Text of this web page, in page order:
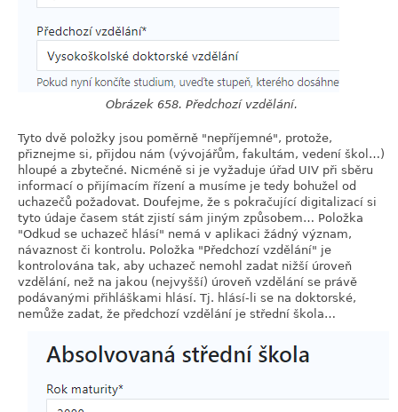
Obrázek 658. Předchozí vzdělání.
Tyto dvě položky jsou poměrně "nepříjemné", protože,
přiznejme si, přijdou nám (vývojářům, fakultám, vedení škol…)
hloupé a zbytečné. Nicméně si je vyžaduje úřad UIV při sběru
informací o přijímacím řízení a musíme je tedy bohužel od
uchazečů požadovat. Doufejme, že s pokračující digitalizací si
tyto údaje časem stát zjistí sám jiným způsobem… Položka
"Odkud se uchazeč hlásí" nemá v aplikaci žádný význam,
návaznost či kontrolu. Položka "Předchozí vzdělání" je
kontrolována tak, aby uchazeč nemohl zadat nižší úroveň
vzdělání, než na jakou (nejvyšší) úroveň vzdělání se právě
podávanými přihláškami hlásí. Tj. hlásí-li se na doktorské,
nemůže zadat, že předchozí vzdělání je střední škola…